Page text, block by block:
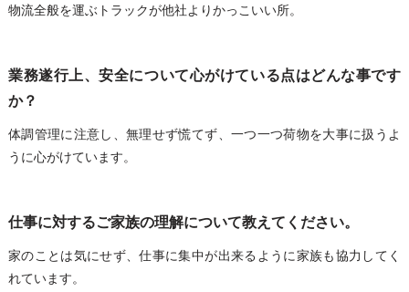
物流全般を運ぶトラックが他社よりかっこいい所。
業務遂行上、安全について心がけている点はどんな事です
か？
体調管理に注意し、無理せず慌てず、一つ一つ荷物を大事に扱うよ
うに心がけています。
仕事に対するご家族の理解について教えてください。
家のことは気にせず、仕事に集中が出来るように家族も協力してく
れています。